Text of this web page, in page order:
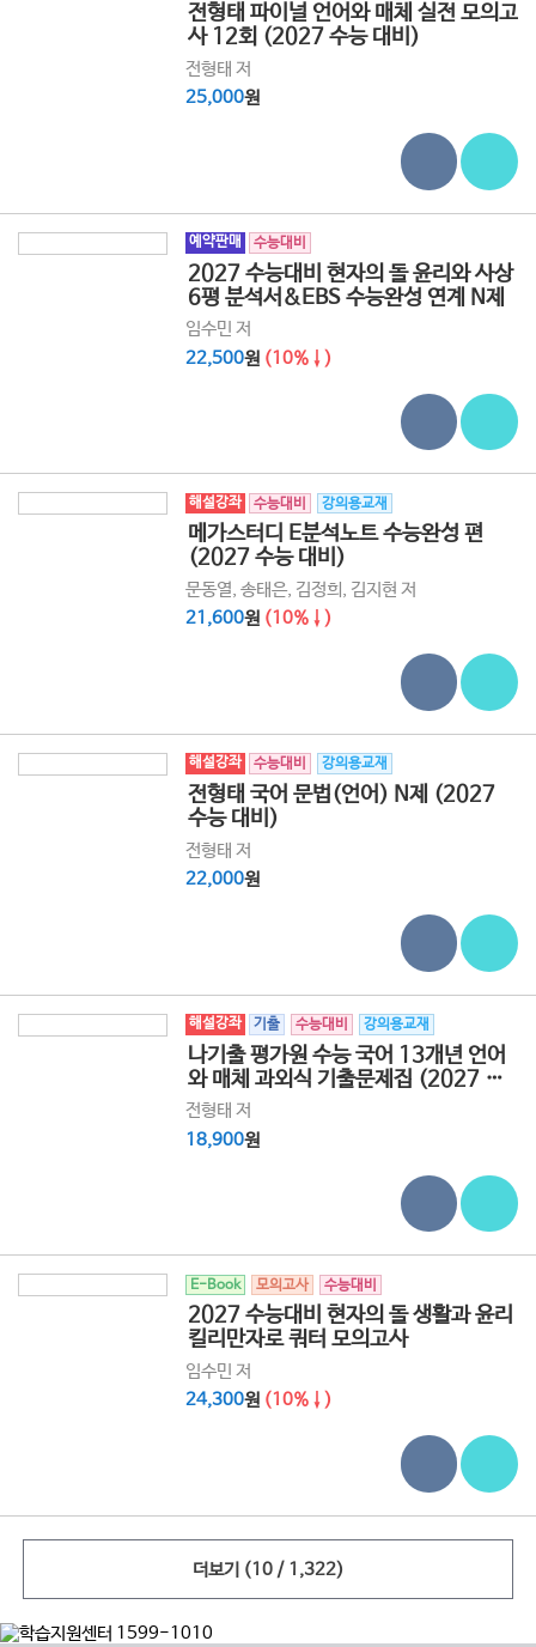
전형태 파이널 언어와 매체 실전 모의고
사 12회 (2027 수능 대비)
전형태 저
25,000원
예약판매 수능대비
2027 수능대비 현자의 돌 윤리와 사상
6평 분석서&EBS 수능완성 연계 N제
임수민 저
22,500원 (10%↓)
해설강좌 수능대비 강의용교재
메가스터디 E분석노트 수능완성 편
(2027 수능 대비)
문동열, 송태은, 김정희, 김지현 저
21,600원 (10%↓)
해설강좌 수능대비 강의용교재
전형태 국어 문법(언어) N제 (2027
수능 대비)
전형태 저
22,000원
해설강좌 기출 수능대비 강의용교재
나기출 평가원 수능 국어 13개년 언어
와 매체 과외식 기출문제집 (2027 수
능 대비)
전형태 저
18,900원
E-Book 모의고사 수능대비
2027 수능대비 현자의 돌 생활과 윤리
킬리만자로 쿼터 모의고사
임수민 저
24,300원 (10%↓)
더보기 (10 / 1,322)